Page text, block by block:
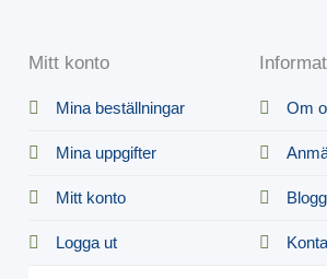
Mitt konto
Mina beställningar
Mina uppgifter
Mitt konto
Logga ut
Om
Blogg